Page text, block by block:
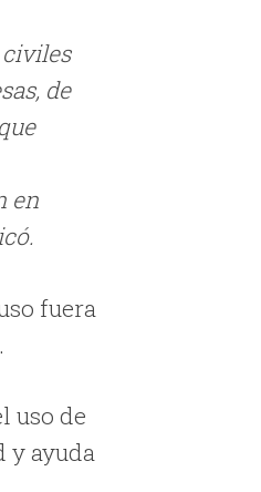
civiles
de
en
fuera
uso de
y ayuda